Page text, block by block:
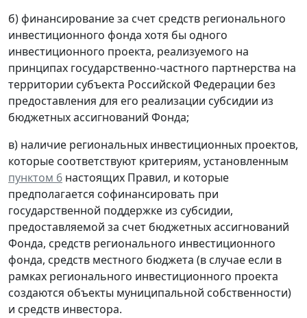
б) финансирование за счет средств регионального
инвестиционного фонда хотя бы одного
инвестиционного проекта, реализуемого на
принципах государственно-частного партнерства на
территории субъекта Российской Федерации без
предоставления для его реализации субсидии из
бюджетных ассигнований Фонда;
в) наличие региональных инвестиционных проектов,
которые соответствуют критериям, установленным
пунктом 6 настоящих Правил, и которые
предполагается софинансировать при
государственной поддержке из субсидии,
предоставляемой за счет бюджетных ассигнований
Фонда, средств регионального инвестиционного
фонда, средств местного бюджета (в случае если в
рамках регионального инвестиционного проекта
создаются объекты муниципальной собственности)
и средств инвестора.